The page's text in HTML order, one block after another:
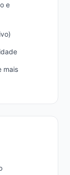
e
mais